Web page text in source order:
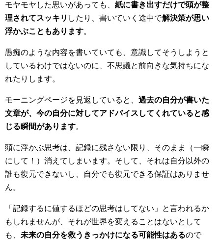
モヤモヤした思いがあっても、 紙に書き出すだけで頭が整
理されてスッキリ したり、書いていく途中で解決策が思い
浮かぶこともあります。
愚痴のような内容を書いていても、意識してそうしようと
しているわけではないのに、不思議と前向きな気持ちにな
れたりします。
モーニングページを見返していると、 過去の自分が書いた
文章が、今の自分に対してアドバイスしてくれていると感
じる瞬間があります。
頭に浮かぶ思考は、記録に残さない限り、そのまま（一瞬
にして！）消えてしまいます。そして、それは自分以外の
誰も復元できないし、自分でも復元できる保証はありませ
ん。
「記録するに値するほどの思考はしてない」と言われるか
もしれませんが、それが世界を変えることはないとして
も、 未来の自分を救うきっかけになる可能性はあるので